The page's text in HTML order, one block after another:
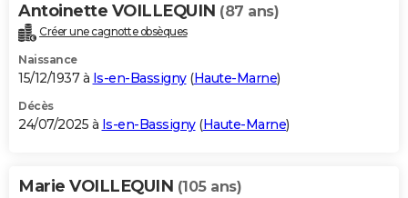
Antoinette VOILLEQUIN (87 ans)
Créer une cagnotte obsèques
Naissance
15/12/1937 à Is-en-Bassigny(Haute-Marne)
Décès
24/07/2025 à Is-en-Bassigny(Haute-Marne)
Marie VOILLEQUIN (105 ans)